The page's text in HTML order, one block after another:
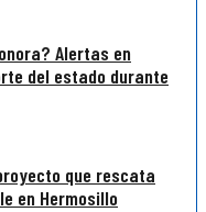
Alertas en
del estado durante
que rescata
en Hermosillo